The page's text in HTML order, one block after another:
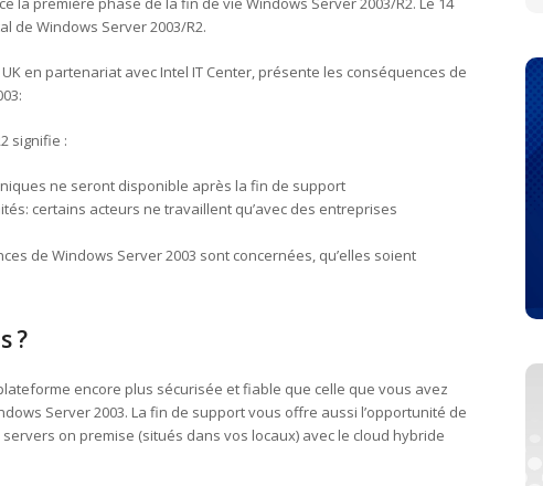
de Windows Server 2003/R2.
en partenariat avec Intel IT Center, présente les conséquences de
signifie :
ne seront disponible après la fin de support
certains acteurs ne travaillent qu’avec des entreprises
de Windows Server 2003 sont concernées, qu’elles soient
?
encore plus sécurisée et fiable que celle que vous avez
Server 2003. La fin de support vous offre aussi l’opportunité de
on premise (situés dans vos locaux) avec le cloud hybride